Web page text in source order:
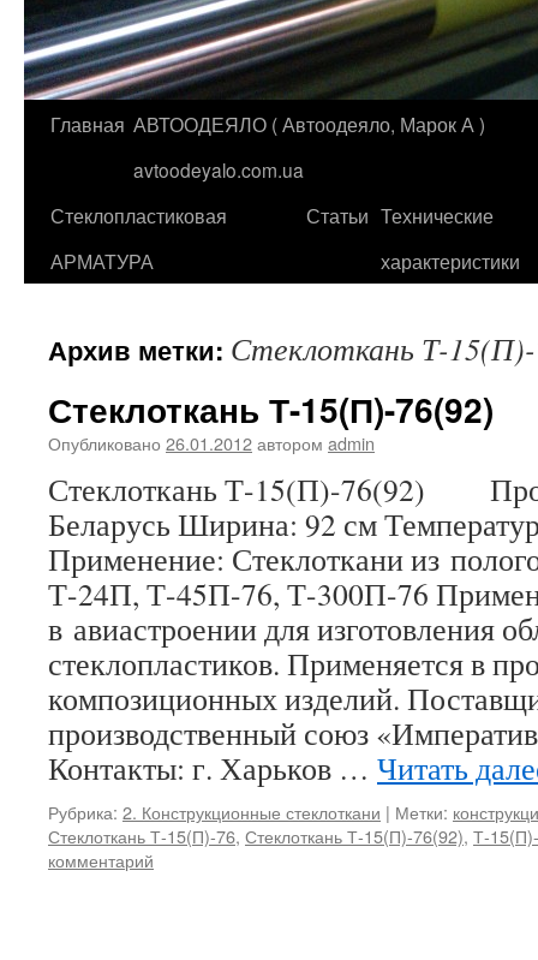
Перейти
содержимому
Главная АВТООДЕЯЛО ( Автоодеяло, Марок А )
avtoodeyalo.com.ua
Стеклопластиковая
АРМАТУРА
Статьи Технические
характеристики
Архив метки: Стеклоткань Т-
Стеклоткань Т-15(П)-76(92)
Опубликовано 26.01.2012автором admin
Стеклоткань Т-15(П)-76(92)
Беларусь Ширина: 92 см
Применение: Стеклоткани из
Т-24П, Т-45П-76, Т-300П-76
в авиастроении для изготовления
стеклопластиков. Применяется в
композиционных изделий.
производственный союз
Контакты: г. Харьков … Читать
Рубрика: 2. Конструкционные стеклоткани | Метки:
Стеклоткань Т-15(П)-76, Стеклоткань Т-15(П)-76(92), Т-
комментарий